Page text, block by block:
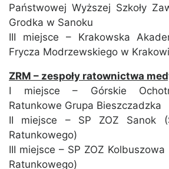
Państwowej Wyższej Szkoły
Grodka w Sanoku
III miejsce – Krakowska
Frycza Modrzewskiego w
ZRM – zespoły ratownictwa
I miejsce – Górskie
Ratunkowe Grupa Bieszczadzka
II miejsce – SP ZOZ Sanok
Ratunkowego)
III miejsce – SP ZOZ
Ratunkowego)